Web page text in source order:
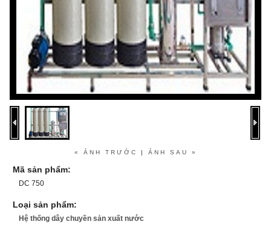
« ẢNH TRƯỚC | ẢNH SAU »
Mã sản phẩm:
DC 750
Loại sản phẩm:
Hệ thống dây chuyền sản xuất nước